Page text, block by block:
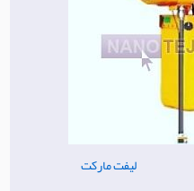
لیفت مارکت